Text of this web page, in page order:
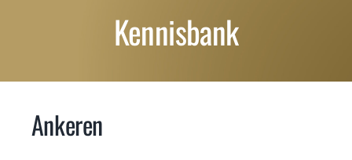
Agenda
Kennisbank
Ankeren